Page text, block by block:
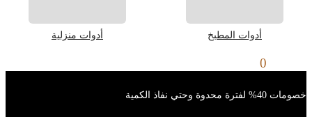
أدوات المطبخ أدوات منزلية
0
خصومات 40% لفترة محدوة وحتي نفاذ الكمية